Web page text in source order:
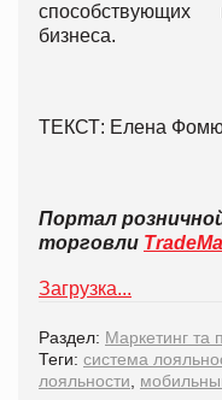
способствующих
бизнеса.
ТЕКСТ: Елена
Портал
торговли
Загрузка...
Раздел: Маркетинг та
Теги: система
лояльности